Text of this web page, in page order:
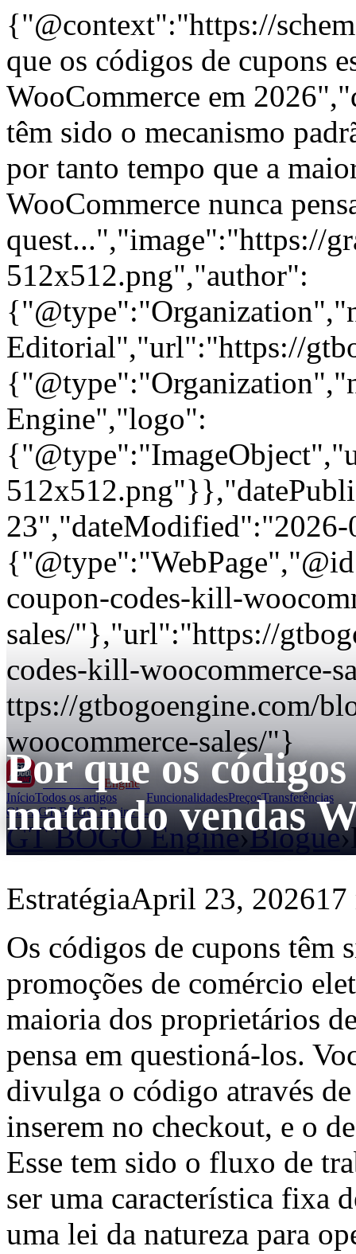
{"@context":"https://
que os códigos de cupons
WooCommerce em
têm sido o mecanismo
por tanto tempo que a
WooCommerce nunca
quest...","image":"https://
512x512.png","author":
Editorial","url":"https://
Engine","logo":
coupon-codes-kill-
sales/"},"url":"https://
codes-kill-woocommerce-
ttps://gtbogoengine.com/
woocommerce-sales/"}
GT BOGO Engine
InícioTodos os artigos FuncionalidadesPreçosTransferências
Obter GT BOGO Engine →
GT BOGO Engine›Blogue›
Por que os
matando vendas
EstratégiaApril 23, 2026
Os códigos de cupons têm
promoções de comércio
maioria dos proprietários
pensa em questioná-los.
divulga o código através
inserem no checkout, e o
Esse tem sido o fluxo de
ser uma característica fixa
uma lei da natureza para